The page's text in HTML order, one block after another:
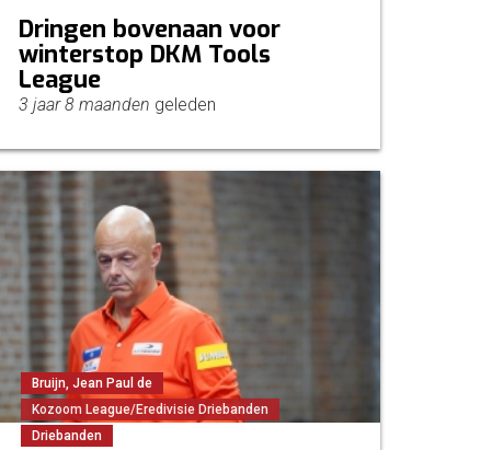
Dringen bovenaan voor
winterstop DKM Tools
League
3 jaar 8 maanden geleden
Bruijn, Jean Paul de
Kozoom League/Eredivisie Driebanden
Driebanden